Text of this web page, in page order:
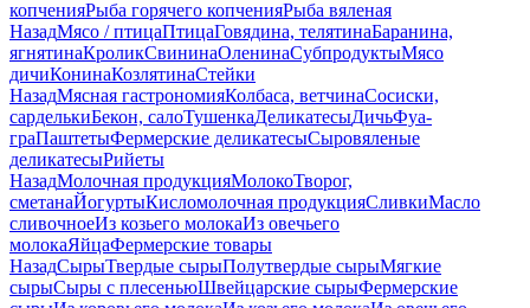
копченияРыба горячего копченияРыба вяленая
НазадМясо / птицаПтицаГовядина, телятинаБаранина,
ягнятинаКроликСвининаОленинаСубпродуктыМясо
дичиКонинаКозлятинаСтейки
НазадМясная гастрономияКолбаса, ветчинаСосиски,
сарделькиБекон, салоТушенкаДеликатесыДичьФуа-
граПаштетыФермерские деликатесыСыровяленые
деликатесыРийеты
НазадМолочная продукцияМолокоТворог,
сметанаЙогуртыКисломолочная продукцияСливкиМасло
сливочноеИз козьего молокаИз овечьего
молокаЯйцаФермерские товары
НазадСырыТвердые сырыПолутвердые сырыМягкие
сырыСыры c плесеньюШвейцарские сырыФермерские